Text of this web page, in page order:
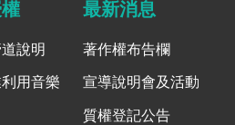
說明
用音樂
最新消息
著作權布告欄
宣導說明會及活動
質權登記公告